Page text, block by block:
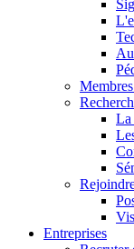
La
Entreprises